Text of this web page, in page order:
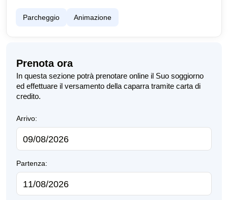
Parcheggio Animazione
Prenota ora
In questa sezione potrà prenotare online il Suo soggiorno
ed effettuare il versamento della caparra tramite carta di
credito.
Arrivo:
Partenza: